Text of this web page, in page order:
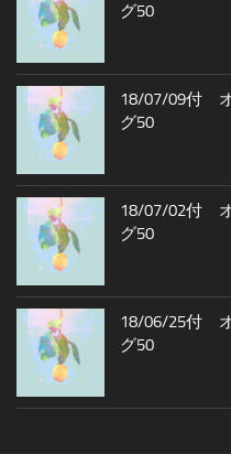
グ50
18/07/09付 オ
グ50
18/07/02付 オ
グ50
18/06/25付 オ
グ50